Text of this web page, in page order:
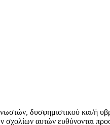
δυσφημιστικού και/ή
αυτών ευθύνονται